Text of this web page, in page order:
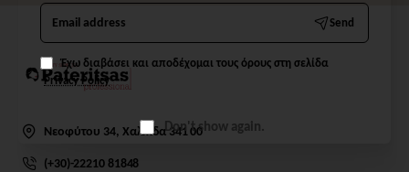
Email
address
Send
Έχω διαβάσει και αποδέχομαι τους όρους στη σελίδα
Privacy Policy
Don't show again.
Νεοφύτου 34, Χαλκίδα 341 00
(+30)-22210 81848